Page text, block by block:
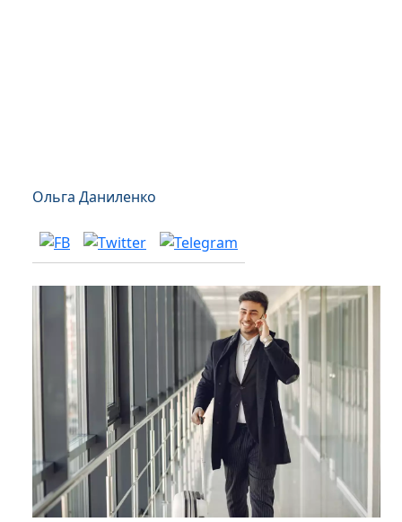
Ольга Даниленко